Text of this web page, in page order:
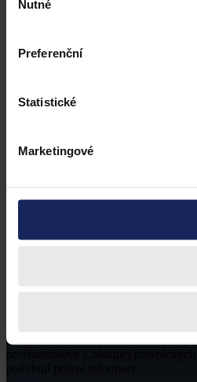
souhlasu
Nutné
Preferenční
Statistické
Marketingové
Právní portál, jehož cílovou skupinou